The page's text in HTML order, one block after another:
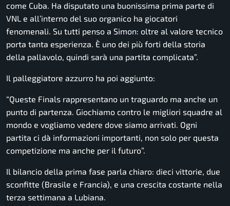
come Cuba. Ha disputato una buonissima prima parte di
VNL e all’interno del suo organico ha giocatori
fenomenali. Su tutti penso a Simon: oltre al valore tecnico
porta tanta esperienza. È uno dei più forti della storia
della pallavolo, quindi sarà una partita complicata”.
Il palleggiatore azzurro ha poi aggiunto:
“Queste Finals rappresentano un traguardo ma anche un
punto di partenza. Giochiamo contro le migliori squadre al
mondo e vogliamo vedere dove siamo arrivati. Ogni
partita ci dà informazioni importanti, non solo per questa
competizione ma anche per il futuro”.
Il bilancio della prima fase parla chiaro: dieci vittorie, due
sconfitte (Brasile e Francia), e una crescita costante nella
terza settimana a Lubiana.